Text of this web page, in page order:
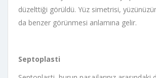
düzelttiği görüldü. Yüz simetrisi, yüzünüzün
da benzer görünmesi anlamına gelir.
Septoplasti